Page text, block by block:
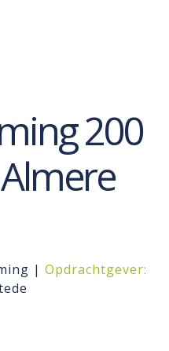
200
| Opdrachtgever: